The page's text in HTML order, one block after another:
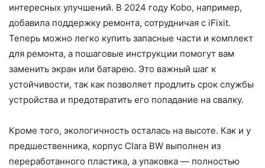
интересных улучшений. В 2024 году Kobo, например,
добавила поддержку ремонта, сотрудничая с iFixit.
Теперь можно легко купить запасные части и комплект
для ремонта, а пошаговые инструкции помогут вам
заменить экран или батарею. Это важный шаг к
устойчивости, так как позволяет продлить срок службы
устройства и предотвратить его попадание на свалку.
Кроме того, экологичность осталась на высоте. Как и у
предшественника, корпус Clara BW выполнен из
переработанного пластика, а упаковка — полностью